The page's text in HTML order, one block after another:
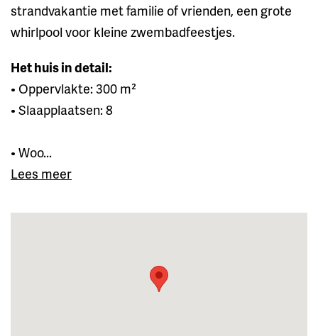
strandvakantie met familie of vrienden, een grote
whirlpool voor kleine zwembadfeestjes.
Het huis in detail:
• Oppervlakte: 300 m²
• Slaapplaatsen: 8
• Woo...
Lees meer